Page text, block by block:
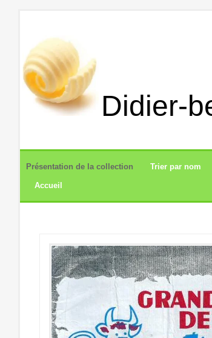
Didier-
Présentation de la collection Trier par nom
Accueil